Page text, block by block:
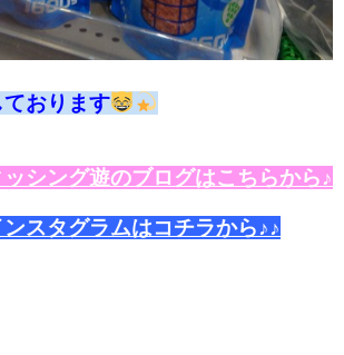
おります
シング遊のブログはこちらから♪
スタグラムはコチラから♪♪